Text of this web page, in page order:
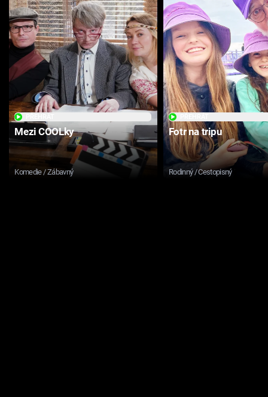
Mezi COOLky
Komedie / Zábavný
Fotr na tripu
Rodinný / Cestopisný